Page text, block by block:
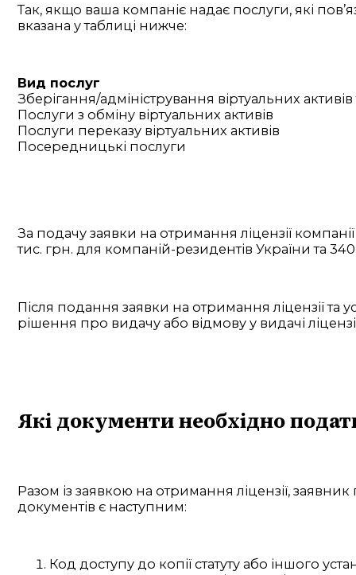
Так, якщо ваша компаніє надає послуги, які
вказана у таблиці нижче:
Вид послуг
Зберігання/адміністрування віртуальних активів
Послуги з обміну віртуальних активів
Послуги переказу віртуальних активів
Посередницькі послуги
За подачу заявки на отримання ліцензії
тис. грн. для компаній-резидентів України та
Після подання заявки на отримання ліцензії та
рішення про видачу або відмову у видачі
Які документи необхідно
Разом із заявкою на отримання ліцензії,
документів є наступним:
Код доступу до копії статуту або іншого